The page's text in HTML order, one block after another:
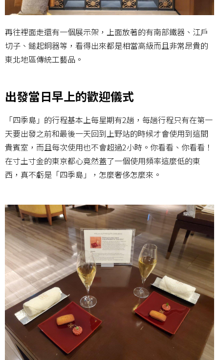
再往裡面走還有一個展示架，上面放著的有南部鐵器、江戶
切子、鎚起銅器等，看得出來都是相當高級而且非常昂貴的
東北地區傳統工藝品。
出發當日早上的歡迎儀式
「四季島」的行程基本上每星期有2趟，每趟行程只有在第一
天要出發之前和最後一天回到上野站的時候才會使用到這間
貴賓室，而且每次使用也不會超過2小時。你看看、你看看！
在寸土寸金的東京都心竟然蓋了一個使用頻率這麼低的東
西，真不虧是「四季島」，怎麼奢侈怎麼來。